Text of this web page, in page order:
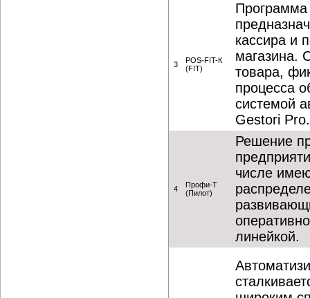
3
POS-FIT-К
(FIT)
кассира и
магазина.
товара,
процесса
системой
Gestori Pro.
4
Профи-Т
(Пилот)
Решение
числе
линейкой.